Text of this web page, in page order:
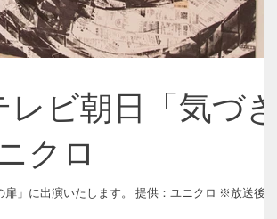
レビ朝日「気づき
クロ